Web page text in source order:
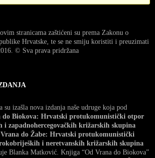
stranicama zaštićeni su prema Zakonu o
Hrvatske, te se ne smiju koristiti i preuzimati
© Sva prava pridržana
izašla nova izdanja naše udruge koja pod
do Biokova: Hrvatski protukomunistički otpor
i zapadnohercegovačkih križarskih skupina
do Žabe: Hrvatski protukomunistički
i neretvanskih križarskih skupina
Blanka Matković. Knjiga “Od Vrana do Biokova”